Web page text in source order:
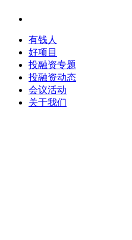
有钱人
好项目
投融资专题
投融资动态
会议活动
关于我们